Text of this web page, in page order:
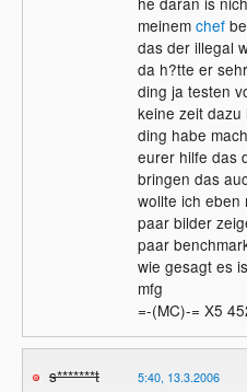
meinem chef
das der illegal
da h?tte er
ding ja testen
keine zeit dazu
ding habe
eurer hilfe das
bringen das
wollte ich eben
paar bilder
paar
wie gesagt es
mfg
=-(MC)-= X5
s*******t 5:40, 13.3.2006